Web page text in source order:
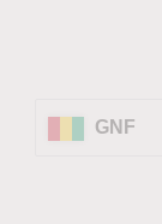
GNF